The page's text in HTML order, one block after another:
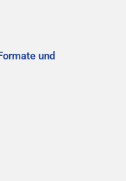
und